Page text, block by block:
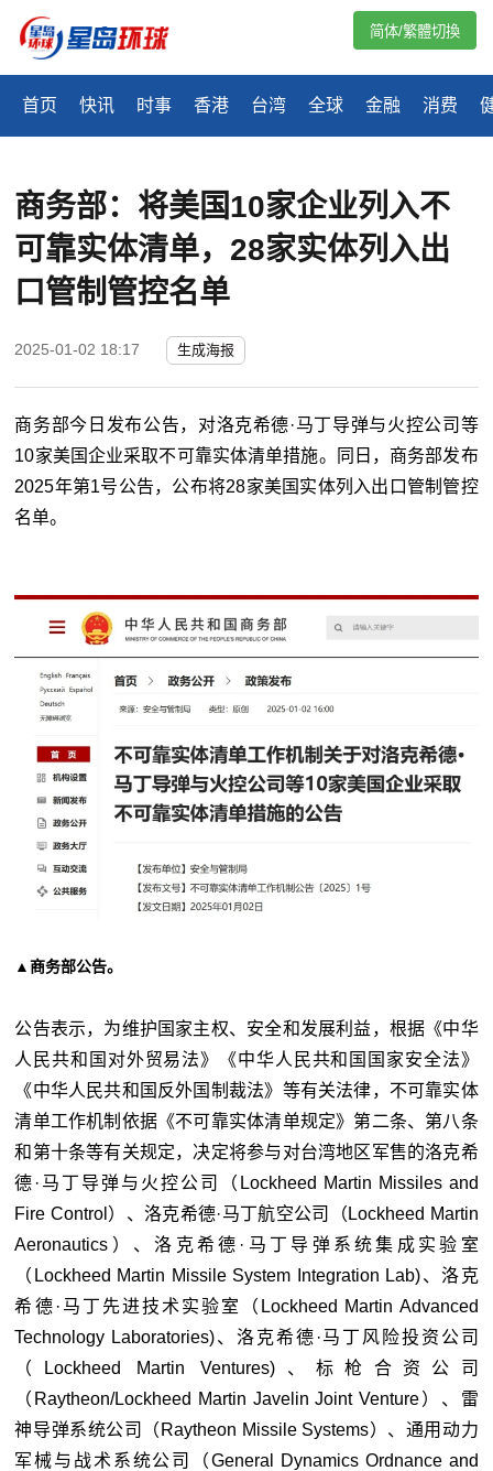
首页 快讯 时事 香港 台湾 全球 金融 消费
简体/繁體切換
商务部：将美国10家企业列入不
可靠实体清单，28家实体列入出
口管制管控名单
2025-01-02 18:17 生成海报
商务部今日发布公告，对洛克希德·马丁导弹与火控公司等
10家美国企业采取不可靠实体清单措施。同日，商务部发布
2025年第1号公告，公布将28家美国实体列入出口管制管控
名单。
▲商务部公告。
公告表示，为维护国家主权、安全和发展利益，根据《中华
人民共和国对外贸易法》《中华人民共和国国家安全法》
《中华人民共和国反外国制裁法》等有关法律，不可靠实体
清单工作机制依据《不可靠实体清单规定》第二条、第八条
和第十条等有关规定，决定将参与对台湾地区军售的洛克希
德·马丁导弹与火控公司（Lockheed Martin Missiles and
Fire Control）、洛克希德·马丁航空公司（Lockheed Martin
Aeronautics）、洛克希德·马丁导弹系统集成实验室
（Lockheed Martin Missile System Integration Lab)、洛克
希德·马丁先进技术实验室（Lockheed Martin Advanced
Technology Laboratories)、洛克希德·马丁风险投资公司
（Lockheed Martin Ventures)、标枪合资公司
（Raytheon/Lockheed Martin Javelin Joint Venture）、雷
神导弹系统公司（Raytheon Missile Systems）、通用动力
军械与战术系统公司（General Dynamics Ordnance and